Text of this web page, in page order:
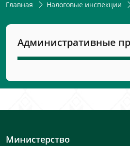
Главная Налоговые инспекции
Административные
Министерство